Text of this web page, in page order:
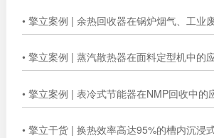
• 擎立案例 | 蒸汽散热器在面料定型机中的
• 擎立案例 | 表冷式节能器在NMP回收中的